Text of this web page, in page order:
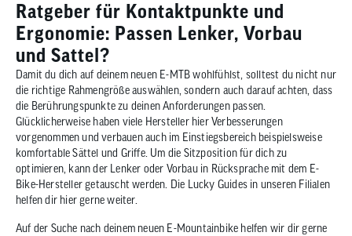
Ratgeber für Kontaktpunkte und
Ergonomie: Passen Lenker, Vorbau
und Sattel?
Damit du dich auf deinem neuen E-MTB wohlfühlst, solltest du nicht nur
die richtige Rahmengröße auswählen, sondern auch darauf achten, dass
die Berührungspunkte zu deinen Anforderungen passen.
Glücklicherweise haben viele Hersteller hier Verbesserungen
vorgenommen und verbauen auch im Einstiegsbereich beispielsweise
komfortable Sättel und Griffe. Um die Sitzposition für dich zu
optimieren, kann der Lenker oder Vorbau in Rücksprache mit dem E-
Bike-Hersteller getauscht werden. Die Lucky Guides in unseren Filialen
helfen dir hier gerne weiter.
Auf der Suche nach deinem neuen E-Mountainbike helfen wir dir gerne